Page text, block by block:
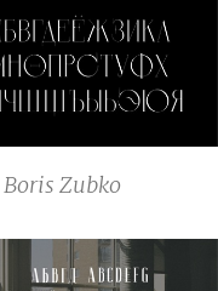
Zubko